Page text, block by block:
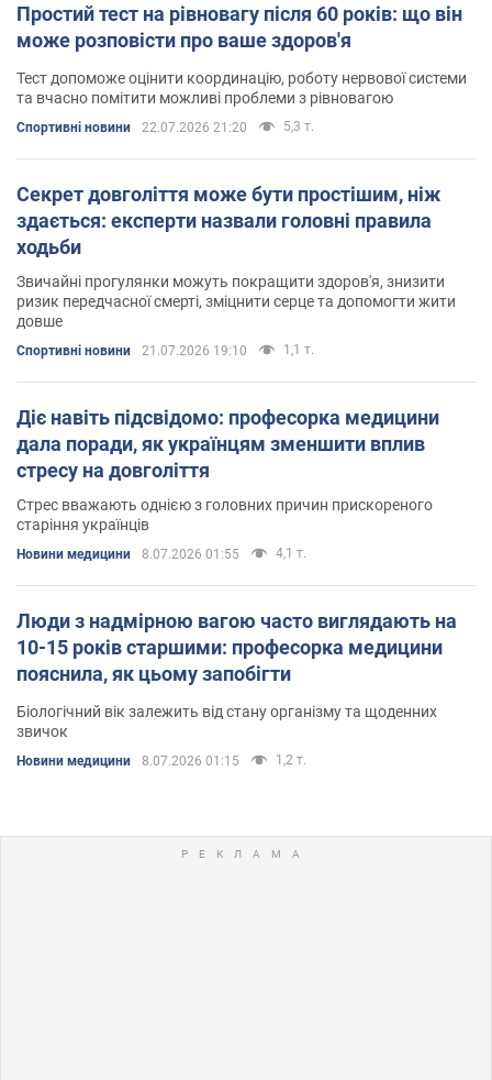
Простий тест на рівновагу після 60 років: що він
може розповісти про ваше здоров'я
Тест допоможе оцінити координацію, роботу нервової системи
та вчасно помітити можливі проблеми з рівновагою
Спортивні новини 22.07.2026 21:20 5,3 т.
Секрет довголіття може бути простішим, ніж
здається: експерти назвали головні правила
ходьби
Звичайні прогулянки можуть покращити здоров'я, знизити
ризик передчасної смерті, зміцнити серце та допомогти жити
довше
Спортивні новини 21.07.2026 19:10 1,1 т.
Діє навіть підсвідомо: професорка медицини
дала поради, як українцям зменшити вплив
стресу на довголіття
Стрес вважають однією з головних причин прискореного
старіння українців
Новини медицини 8.07.2026 01:55 4,1 т.
Люди з надмірною вагою часто виглядають на
10-15 років старшими: професорка медицини
пояснила, як цьому запобігти
Біологічний вік залежить від стану організму та щоденних
звичок
Новини медицини 8.07.2026 01:15 1,2 т.